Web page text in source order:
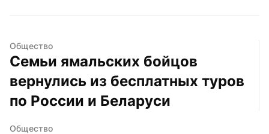
Общество
Семьи ямальских бойцов
вернулись из бесплатных туров
по России и Беларуси
Общество